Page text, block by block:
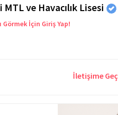
ve Havacılık Lisesi
Görmek İçin Giriş Yap!
İletişime Geç